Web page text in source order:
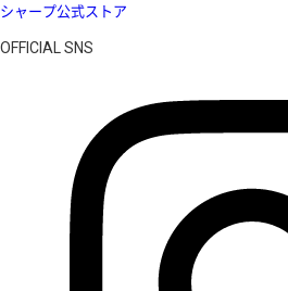
シャープ公式ストア
OFFICIAL SNS